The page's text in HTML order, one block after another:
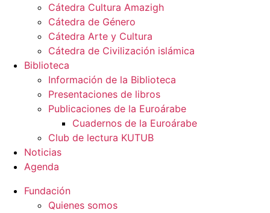
Cátedra Cultura Amazigh
Cátedra de Género
Cátedra Arte y Cultura
Cátedra de Civilización islámica
Biblioteca
Información de la Biblioteca
Presentaciones de libros
Publicaciones de la Euroárabe
Cuadernos de la Euroárabe
Club de lectura KUTUB
Noticias
Agenda
Fundación
Quienes somos